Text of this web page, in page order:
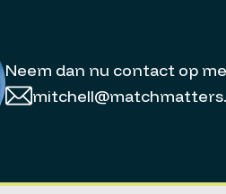
Neem dan nu contact op